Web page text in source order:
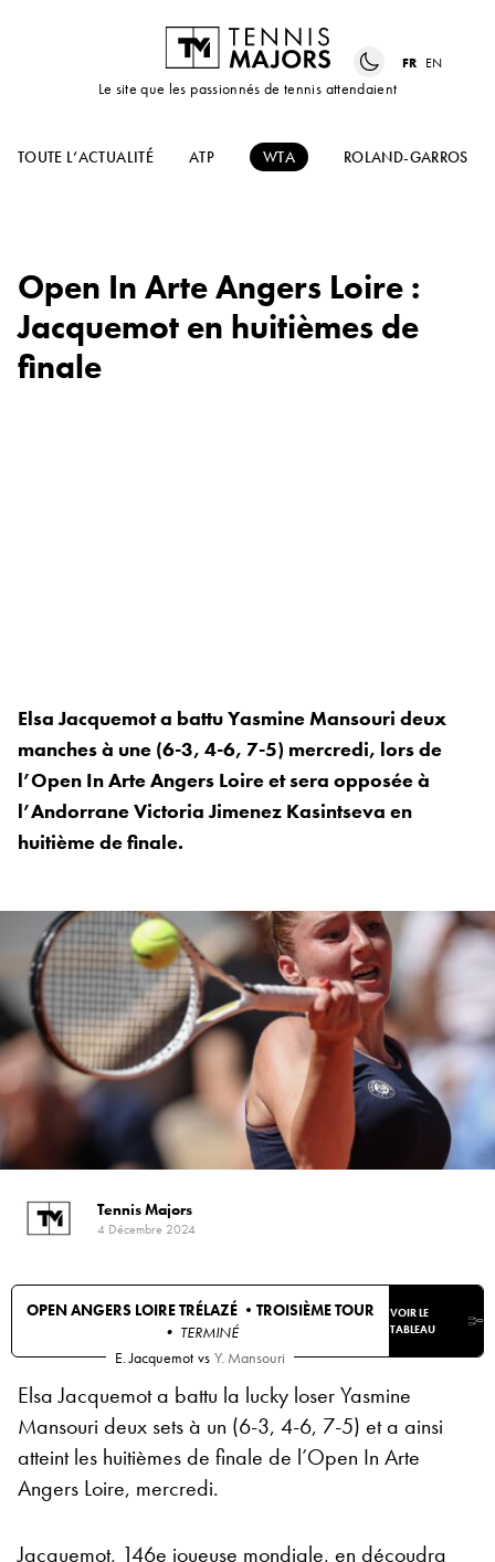
Le site que les passionnés de tennis attendaient
FR EN
TOUTE L’ACTUALITÉ ATP WTA ROLAND-GARROS
Open In Arte Angers Loire :
Jacquemot en huitièmes de
finale
Elsa Jacquemot a battu Yasmine Mansouri deux
manches à une (6-3, 4-6, 7-5) mercredi, lors de
l’Open In Arte Angers Loire et sera opposée à
l’Andorrane Victoria Jimenez Kasintseva en
huitième de finale.
Tennis Majors
4 Décembre 2024
OPEN ANGERS LOIRE TRÉLAZÉ • TROISIÈME TOUR
• TERMINÉ
VOIR LE
TABLEAU
E. Jacquemot vs Y. Mansouri
Elsa Jacquemot a battu la lucky loser Yasmine
Mansouri deux sets à un (6-3, 4-6, 7-5) et a ainsi
atteint les huitièmes de finale de l’Open In Arte
Angers Loire, mercredi.
Jacquemot, 146e joueuse mondiale, en découdra